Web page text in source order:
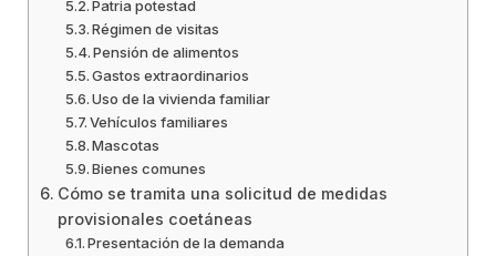
Patria potestad
Régimen de visitas
Pensión de alimentos
Gastos extraordinarios
Uso de la vivienda familiar
Vehículos familiares
Mascotas
Bienes comunes
Cómo se tramita una solicitud de medidas
provisionales coetáneas
Presentación de la demanda